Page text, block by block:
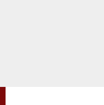
Terealisasi